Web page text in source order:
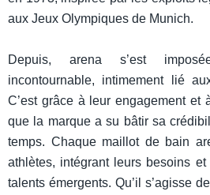
aux Jeux Olympiques de Munich.
Depuis, arena s’est
incontournable, intimement lié
C’est grâce à leur engagement et
que la marque a su bâtir sa
temps. Chaque maillot de bain
athlètes, intégrant leurs besoins
talents émergents. Qu’il s’agisse